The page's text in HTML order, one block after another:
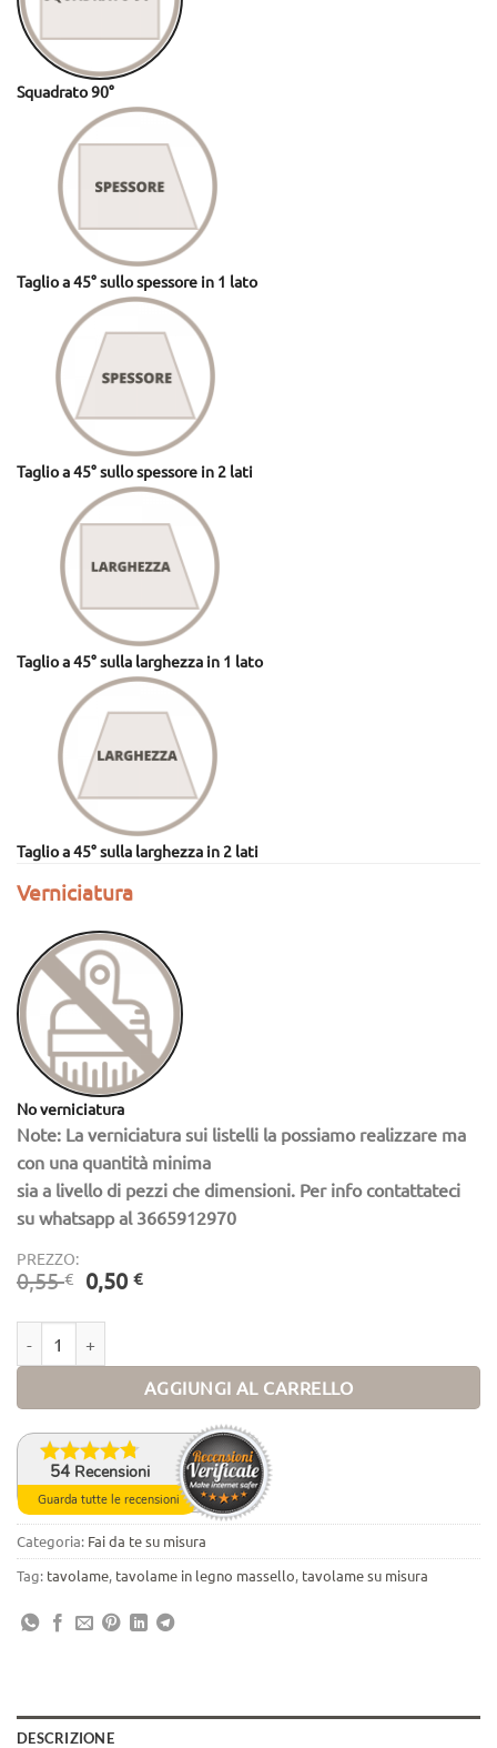
Squadrato 90°
Taglio a 45° sullo spessore in 1 lato
Taglio a 45° sullo spessore in 2 lati
Taglio a 45° sulla larghezza in 1 lato
Taglio a 45° sulla larghezza in 2 lati
Verniciatura
No verniciatura
Note: La verniciatura sui listelli la possiamo realizzare ma
con una quantità minima
sia a livello di pezzi che dimensioni. Per info contattateci
su whatsapp al 3665912970
PREZZO:
0,55€ IL PREZZO ORIGINALE ERA: 0,55 €.
0,50€IL PREZZO ATTUALE È: 0,50 €.
AGGIUNGI AL CARRELLO
54 Recensioni
Guarda tutte le recensioni
Categoria: Fai da te su misura
Tag: tavolame, tavolame in legno massello, tavolame su misura
DESCRIZIONE